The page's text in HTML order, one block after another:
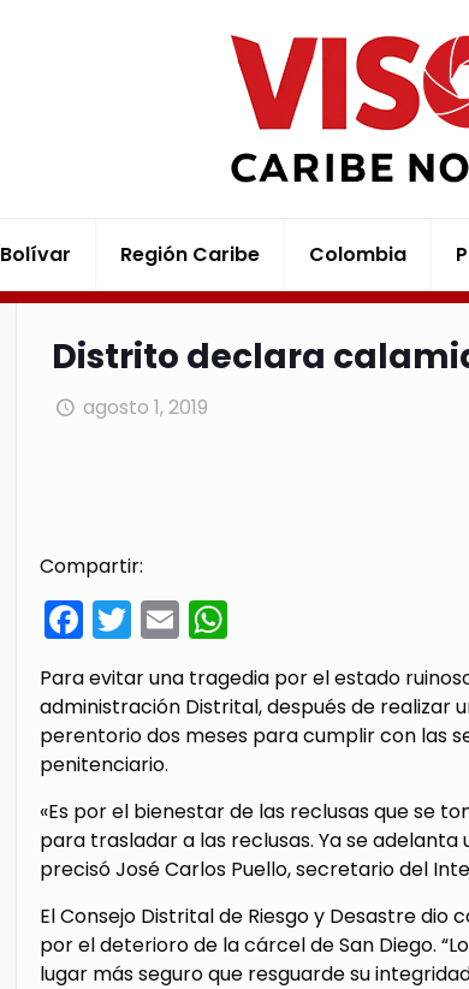
Bolívar Región Caribe Colombia
Distrito declara
agosto 1, 2019
Compartir:
Facebook
Twitter
Email
Para evitar una tragedia por el estado
administración Distrital, después de realizar
perentorio dos meses para cumplir con las
penitenciario.
«Es por el bienestar de las reclusas que se
para trasladar a las reclusas. Ya se
precisó José Carlos Puello, secretario del
El Consejo Distrital de Riesgo y Desastre
por el deterioro de la cárcel de San Diego.
lugar más seguro que resguarde su